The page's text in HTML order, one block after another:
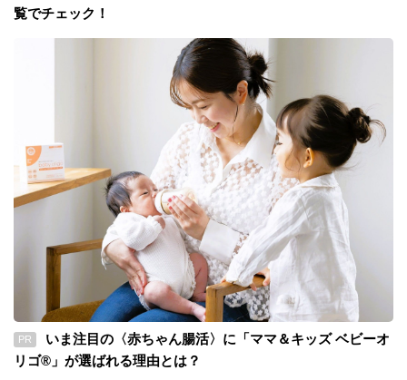
覧でチェック！
PR
いま注目の〈赤ちゃん腸活〉に「ママ＆キッズ ベビーオ
リゴ®」が選ばれる理由とは？